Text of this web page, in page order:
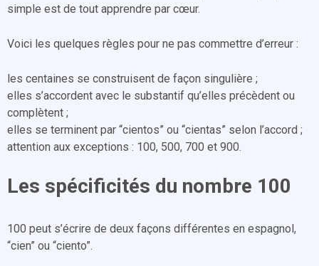
simple est de tout apprendre par cœur.
Voici les quelques règles pour ne pas commettre d’erreur :
les centaines se construisent de façon singulière ;
elles s’accordent avec le substantif qu’elles précèdent ou
complètent ;
elles se terminent par “cientos” ou “cientas” selon l’accord ;
attention aux exceptions : 100, 500, 700 et 900.
Les spécificités du nombre 100
100 peut s’écrire de deux façons différentes en espagnol,
“cien” ou “ciento”.